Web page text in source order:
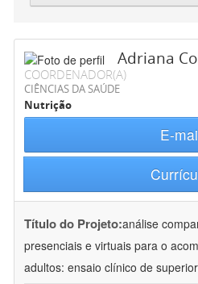
Adriana
COORDENADOR(A)
CIÊNCIAS DA SAÚDE
Nutrição
E-
Título do Projeto:análise
presenciais e virtuais para o
adultos: ensaio clínico de